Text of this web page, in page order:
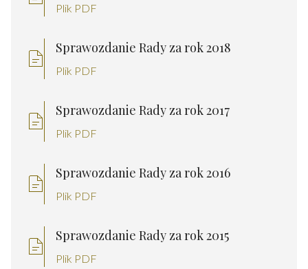
Plik PDF
Sprawozdanie Rady za rok 2018
Plik PDF
Sprawozdanie Rady za rok 2017
Plik PDF
Sprawozdanie Rady za rok 2016
Plik PDF
Sprawozdanie Rady za rok 2015
Plik PDF